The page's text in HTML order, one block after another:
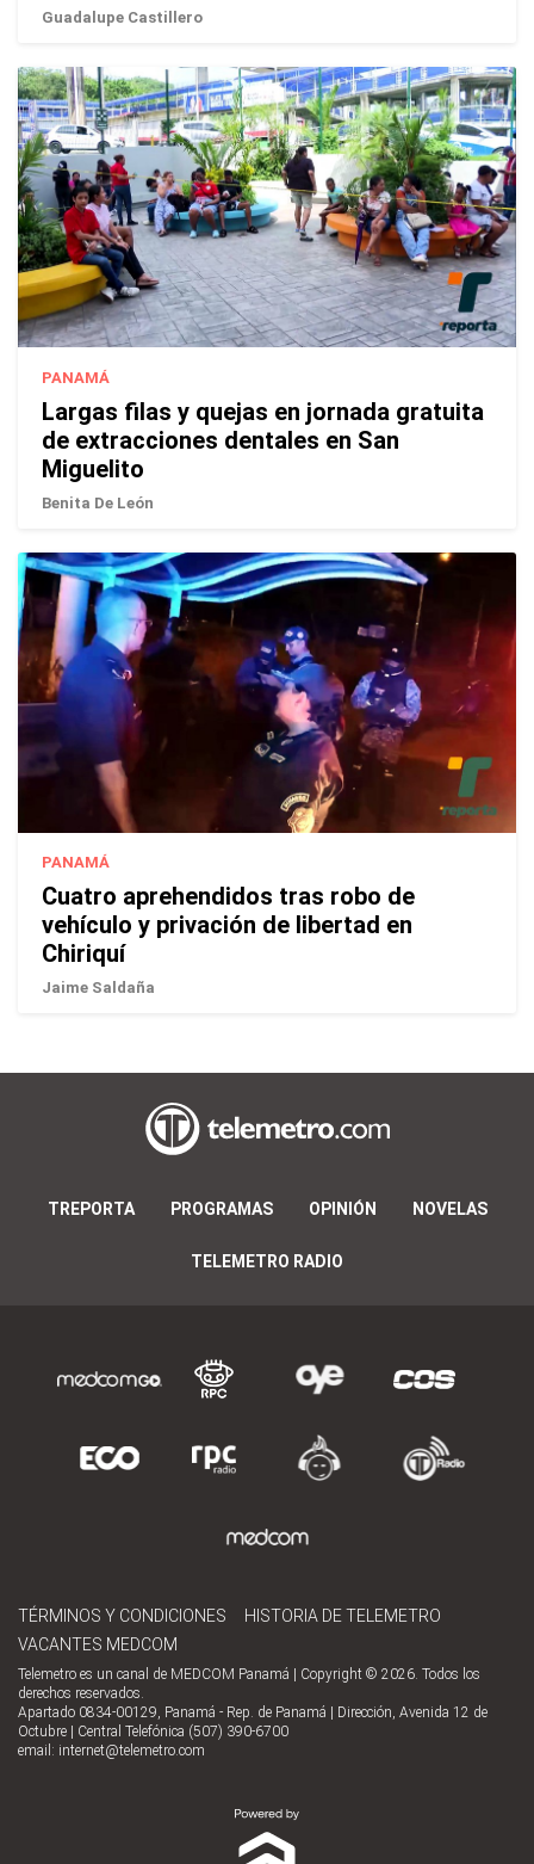
Guadalupe Castillero
PANAMÁ
Largas filas y quejas en jornada gratuita
de extracciones dentales en San
Miguelito
Benita De León
PANAMÁ
Cuatro aprehendidos tras robo de
vehículo y privación de libertad en
Chiriquí
Jaime Saldaña
TREPORTA PROGRAMAS OPINIÓN NOVELAS
TELEMETRO RADIO
TÉRMINOS Y CONDICIONES
HISTORIA DE TELEMETRO
VACANTES MEDCOM
Telemetro es un canal de MEDCOM Panamá | Copyright © 2026. Todos los
derechos reservados.
Apartado 0834-00129, Panamá - Rep. de Panamá | Dirección, Avenida 12 de
Octubre | Central Telefónica (507) 390-6700
email: internet@telemetro.com